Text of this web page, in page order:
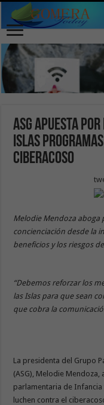
ASG apuesta
Islas
ciberacoso
Melodie Mendoza aboga
concienciación desde la
beneficios y los riesgos
“Debemos reforzar los
las Islas para que sean
que cobra la
La presidenta del Grupo
(ASG), Melodie Mendoza,
parlamentaria de
luchen contra el